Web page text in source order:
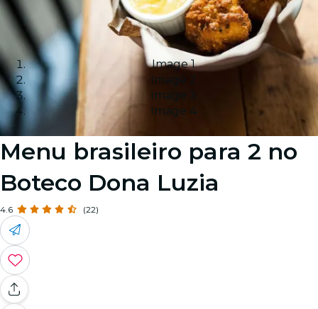
Image 1
Image 2
Image 3
Image 4
Menu brasileiro para 2 no
Boteco Dona Luzia
4.6 (22)